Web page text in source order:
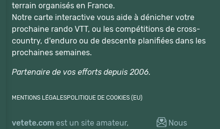
terrain organisés en France.
Notre carte interactive vous aide à dénicher votre
prochaine rando VTT, ou les compétitions de cross-
country, d'enduro ou de descente planifiées dans les
prochaines semaines.
Partenaire de vos efforts depuis 2006.
MENTIONS LÉGALESPOLITIQUE DE COOKIES (EU)
vetete.com est un site amateur,
Nous